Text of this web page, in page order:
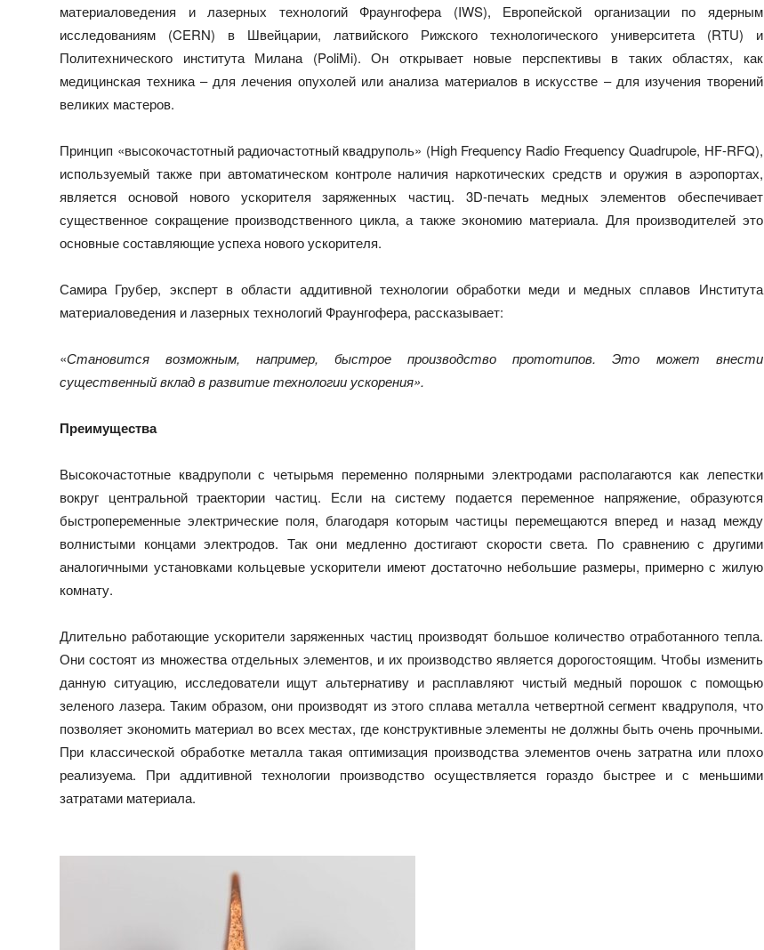
материаловедения и лазерных технологий Фраунгофера (IWS), Европейской организации по ядерным
исследованиям (CERN) в Швейцарии, латвийского Рижского технологического университета (RTU) и
Политехнического института Милана (PoliMi). Он открывает новые перспективы в таких областях, как
медицинская техника – для лечения опухолей или анализа материалов в искусстве – для изучения творений
великих мастеров.
Принцип «высокочастотный радиочастотный квадруполь» (High Frequency Radio Frequency Quadrupole, HF-RFQ),
используемый также при автоматическом контроле наличия наркотических средств и оружия в аэропортах,
является основой нового ускорителя заряженных частиц. 3D-печать медных элементов обеспечивает
существенное сокращение производственного цикла, а также экономию материала. Для производителей это
основные составляющие успеха нового ускорителя.
Самира Грубер, эксперт в области аддитивной технологии обработки меди и медных сплавов Института
материаловедения и лазерных технологий Фраунгофера, рассказывает:
«Становится возможным, например, быстрое производство прототипов. Это может внести
существенный вклад в развитие технологии ускорения».
Преимущества
Высокочастотные квадруполи с четырьмя переменно полярными электродами располагаются как лепестки
вокруг центральной траектории частиц. Если на систему подается переменное напряжение, образуются
быстропеременные электрические поля, благодаря которым частицы перемещаются вперед и назад между
волнистыми концами электродов. Так они медленно достигают скорости света. По сравнению с другими
аналогичными установками кольцевые ускорители имеют достаточно небольшие размеры, примерно с жилую
комнату.
Длительно работающие ускорители заряженных частиц производят большое количество отработанного тепла.
Они состоят из множества отдельных элементов, и их производство является дорогостоящим. Чтобы изменить
данную ситуацию, исследователи ищут альтернативу и расплавляют чистый медный порошок с помощью
зеленого лазера. Таким образом, они производят из этого сплава металла четвертной сегмент квадруполя, что
позволяет экономить материал во всех местах, где конструктивные элементы не должны быть очень прочными.
При классической обработке металла такая оптимизация производства элементов очень затратна или плохо
реализуема. При аддитивной технологии производство осуществляется гораздо быстрее и с меньшими
затратами материала.